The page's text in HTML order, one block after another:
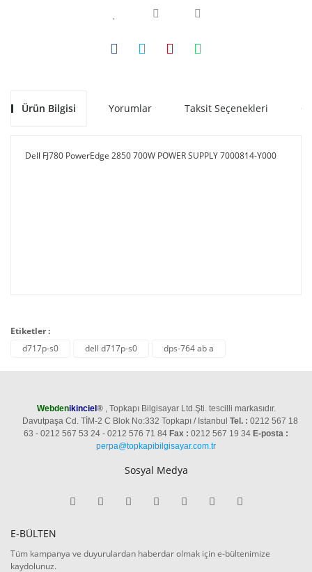
Ürün Bilgisi Yorumlar Taksit Seçenekleri
Dell FJ780 PowerEdge 2850 700W POWER SUPPLY 7000814-Y000
Etiketler :
d717p-s0
dell d717p-s0 dps-764 ab a
Webdenikinciel ®, Topkapı Bilgisayar Ltd.Şti. tescilli markasıdır.
Davutpaşa Cd. TİM-2 C Blok No:332 Topkapı / Istanbul Tel. : 0212 567 18
63 - 0212 567 53 24 - 0212 576 71 84 Fax : 0212 567 19 34 E-posta :
perpa@topkapibilgisayar.com.tr
Sosyal Medya
E-BÜLTEN
Tüm kampanya ve duyurulardan haberdar olmak için e-bültenimize
kaydolunuz.